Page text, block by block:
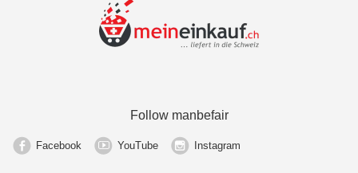
Follow manbefair
Facebook YouTube Instagram